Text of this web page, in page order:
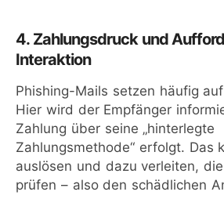
4. Zahlungsdruck und
Interaktion
Phishing-Mails setzen häufig
Hier wird der Empfänger
Zahlung über seine „hinterlegte
Zahlungsmethode“ erfolgt. Das
auslösen und dazu verleiten, die
prüfen – also den schädlichen